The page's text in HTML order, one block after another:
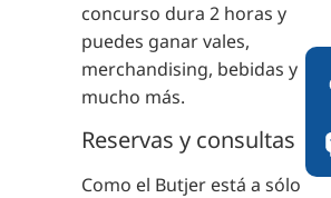
concurso dura 2 horas y
puedes ganar vales,
merchandising, bebidas y
mucho más.
Reservas y consultas
Como el Butjer está a sólo